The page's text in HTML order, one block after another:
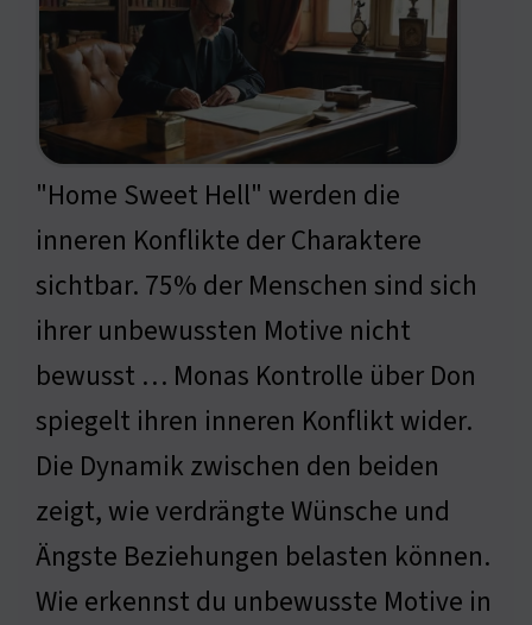
"Home Sweet Hell" werden die
inneren Konflikte der Charaktere
sichtbar. 75% der Menschen sind sich
ihrer unbewussten Motive nicht
bewusst … Monas Kontrolle über Don
spiegelt ihren inneren Konflikt wider.
Die Dynamik zwischen den beiden
zeigt, wie verdrängte Wünsche und
Ängste Beziehungen belasten können.
Wie erkennst du unbewusste Motive in